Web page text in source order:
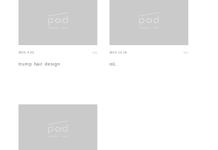
2025.4.03
trump hair design
2024.12.16
oiL